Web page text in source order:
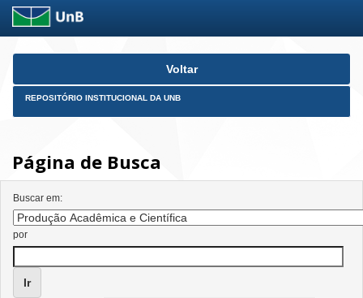
Skip
Voltar
REPOSITÓRIO INSTITUCIONAL DA UNB
Página de Busca
Buscar em:
por